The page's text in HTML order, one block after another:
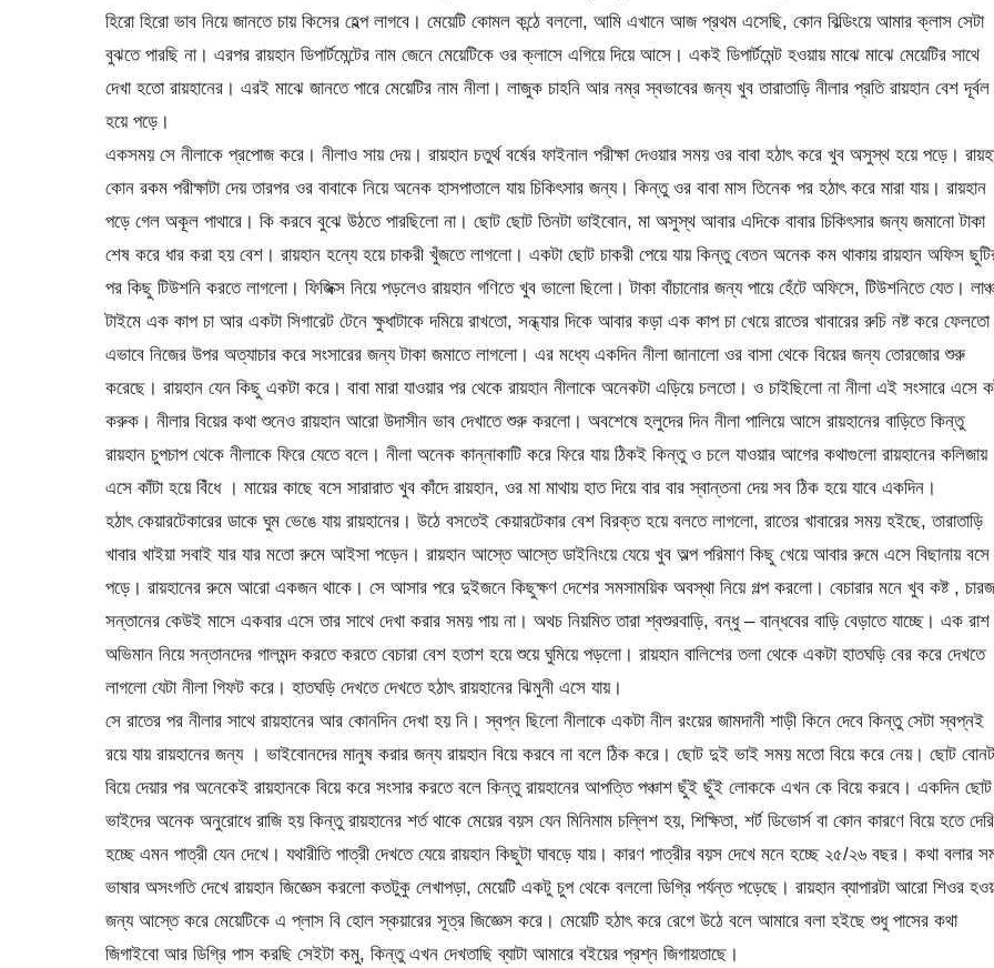
হিরো হিরো ভাব নিয়ে জানতে চায় কিসের হেল্প লাগবে। মেয়েটি কোমল কন্ঠে বললো, আমি এখানে আজ প্রথম এসেছি, কোন বিল্ডিংয়ে আমার ক্লাস সেটা
বুঝতে পারছি না। এরপর রায়হান ডিপার্টমেন্টের নাম জেনে মেয়েটিকে ওর ক্লাসে এগিয়ে দিয়ে আসে। একই ডিপার্টমেন্ট হওয়ায় মাঝে মাঝে মেয়েটির সাথে
দেখা হতো রায়হানের। এরই মাঝে জানতে পারে মেয়েটির নাম নীলা। লাজুক চাহনি আর নম্র স্বভাবের জন্য খুব তারাতাড়ি নীলার প্রতি রায়হান বেশ দূর্বল
হয়ে পড়ে।
একসময় সে নীলাকে প্রপোজ করে। নীলাও সায় দেয়। রায়হান চতুর্থ বর্ষের ফাইনাল পরীক্ষা দেওয়ার সময় ওর বাবা হঠাৎ করে খুব অসুস্থ হয়ে পড়ে।
কোন রকম পরীক্ষাটা দেয় তারপর ওর বাবাকে নিয়ে অনেক হাসপাতালে যায় চিকিৎসার জন্য। কিন্তু ওর বাবা মাস তিনেক পর হঠাৎ করে মারা যায়। রায়হান
পড়ে গেল অকূল পাথারে। কি করবে বুঝে উঠতে পারছিলো না। ছোট ছোট তিনটা ভাইবোন, মা অসুস্থ আবার এদিকে বাবার চিকিৎসার জন্য জমানো টাকা
শেষ করে ধার করা হয় বেশ। রায়হান হন্যে হয়ে চাকরী খুঁজতে লাগলো। একটা ছোট চাকরী পেয়ে যায় কিন্তু বেতন অনেক কম থাকায় রায়হান অফিস
পর কিছু টিউশনি করতে লাগলো। ফিজিক্স নিয়ে পড়লেও রায়হান গণিতে খুব ভালো ছিলো। টাকা বাঁচানোর জন্য পায়ে হেঁটে অফিসে, টিউশনিতে যেত।
টাইমে এক কাপ চা আর একটা সিগারেট টেনে ক্ষুধাটাকে দমিয়ে রাখতো, সন্ধ্যার দিকে আবার কড়া এক কাপ চা খেয়ে রাতের খাবারের রুচি নষ্ট করে
এভাবে নিজের উপর অত্যাচার করে সংসারের জন্য টাকা জমাতে লাগলো। এর মধ্যে একদিন নীলা জানালো ওর বাসা থেকে বিয়ের জন্য তোরজোর শুরু
করেছে। রায়হান যেন কিছু একটা করে। বাবা মারা যাওয়ার পর থেকে রায়হান নীলাকে অনেকটা এড়িয়ে চলতো। ও চাইছিলো না নীলা এই সংসারে এসে
করুক। নীলার বিয়ের কথা শুনেও রায়হান আরো উদাসীন ভাব দেখাতে শুরু করলো। অবশেষে হলুদের দিন নীলা পালিয়ে আসে রায়হানের বাড়িতে কিন্তু
রায়হান চুপচাপ থেকে নীলাকে ফিরে যেতে বলে। নীলা অনেক কান্নাকাটি করে ফিরে যায় ঠিকই কিন্তু ও চলে যাওয়ার আগের কথাগুলো রায়হানের কলিজায়
এসে কাঁটা হয়ে বিঁধে । মায়ের কাছে বসে সারারাত খুব কাঁদে রায়হান, ওর মা মাথায় হাত দিয়ে বার বার স্বান্তনা দেয় সব ঠিক হয়ে যাবে একদিন।
হঠাৎ কেয়ারটেকারের ডাকে ঘুম ভেঙে যায় রায়হানের। উঠে বসতেই কেয়ারটেকার বেশ বিরক্ত হয়ে বলতে লাগলো, রাতের খাবারের সময় হইছে, তারাতাড়ি
খাবার খাইয়া সবাই যার যার মতো রুমে আইসা পড়েন। রায়হান আস্তে আস্তে ডাইনিংয়ে যেয়ে খুব অল্প পরিমাণ কিছু খেয়ে আবার রুমে এসে বিছানায় বসে
পড়ে। রায়হানের রুমে আরো একজন থাকে। সে আসার পরে দুইজনে কিছুক্ষণ দেশের সমসাময়িক অবস্থা নিয়ে গল্প করলো। বেচারার মনে খুব কষ্ট ,
সন্তানের কেউই মাসে একবার এসে তার সাথে দেখা করার সময় পায় না। অথচ নিয়মিত তারা শ্বশুরবাড়ি, বন্ধু – বান্ধবের বাড়ি বেড়াতে যাচ্ছে। এক রাশ
অভিমান নিয়ে সন্তানদের গালমন্দ করতে করতে বেচারা বেশ হতাশ হয়ে শুয়ে ঘুমিয়ে পড়লো। রায়হান বালিশের তলা থেকে একটা হাতঘড়ি বের করে দেখতে
লাগলো যেটা নীলা গিফট করে। হাতঘড়ি দেখতে দেখতে হঠাৎ রায়হানের ঝিমুনী এসে যায়।
সে রাতের পর নীলার সাথে রায়হানের আর কোনদিন দেখা হয় নি। স্বপ্ন ছিলো নীলাকে একটা নীল রংয়ের জামদানী শাড়ী কিনে দেবে কিন্তু সেটা স্বপ্নই
রয়ে যায় রায়হানের জন্য । ভাইবোনদের মানুষ করার জন্য রায়হান বিয়ে করবে না বলে ঠিক করে। ছোট দুই ভাই সময় মতো বিয়ে করে নেয়। ছোট
বিয়ে দেয়ার পর অনেকেই রায়হানকে বিয়ে করে সংসার করতে বলে কিন্তু রায়হানের আপত্তি পঞ্চাশ ছুঁই ছুঁই লোককে এখন কে বিয়ে করবে। একদিন ছোট
ভাইদের অনেক অনুরোধে রাজি হয় কিন্তু রায়হানের শর্ত থাকে মেয়ের বয়স যেন মিনিমাম চল্লিশ হয়, শিক্ষিতা, শর্ট ডিভোর্স বা কোন কারণে বিয়ে হতে দেরি
হচ্ছে এমন পাত্রী যেন দেখে। যথারীতি পাত্রী দেখতে যেয়ে রায়হান কিছুটা ঘাবড়ে যায়। কারণ পাত্রীর বয়স দেখে মনে হচ্ছে ২৫/২৬ বছর। কথা বলার
ভাষার অসংগতি দেখে রায়হান জিজ্ঞেস করলো কতটুকু লেখাপড়া, মেয়েটি একটু চুপ থেকে বললো ডিগ্রি পর্যন্ত পড়েছে। রায়হান ব্যাপারটা আরো শিওর
জন্য আস্তে করে মেয়েটিকে এ প্লাস বি হোল স্কয়ারের সূত্র জিজ্ঞেস করে। মেয়েটি হঠাৎ করে রেগে উঠে বলে আমারে বলা হইছে শুধু পাসের কথা
জিগাইবো আর ডিগ্রি পাস করছি সেইটা কমু, কিন্তু এখন দেখতাছি ব্যাটা আমারে বইয়ের প্রশ্ন জিগায়তাছে।